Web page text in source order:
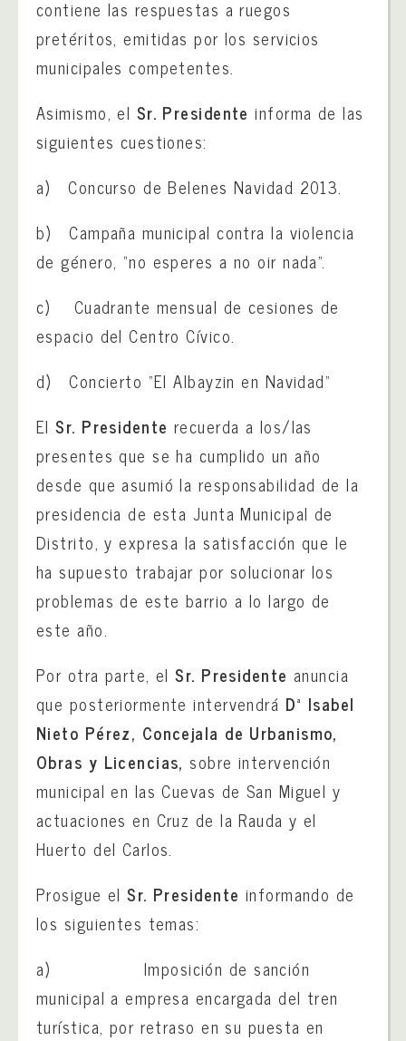
contiene las respuestas a ruegos
pretéritos, emitidas por los servicios
municipales competentes.
Asimismo, el Sr. Presidente informa de las
siguientes cuestiones:
a) Concurso de Belenes Navidad 2013.
b) Campaña municipal contra la violencia
de género, “no esperes a no oir nada”.
c) Cuadrante mensual de cesiones de
espacio del Centro Cívico.
d) Concierto “El Albayzin en Navidad”
ElSr. Presidente recuerda a los/las
presentes que se ha cumplido un año
desde que asumió la responsabilidad de la
presidencia de esta Junta Municipal de
Distrito, y expresa la satisfacción que le
ha supuesto trabajar por solucionar los
problemas de este barrio a lo largo de
este año.
Por otra parte, elSr. Presidente anuncia
que posteriormente intervendrá Dª Isabel
Nieto Pérez, Concejala de Urbanismo,
Obras y Licencias,sobre intervención
municipal en las Cuevas de San Miguel y
actuaciones en Cruz de la Rauda y el
Huerto del Carlos.
Prosigue elSr. Presidente informando de
los siguientes temas:
a) Imposición de sanción
municipal a empresa encargada del tren
turística, por retraso en su puesta en